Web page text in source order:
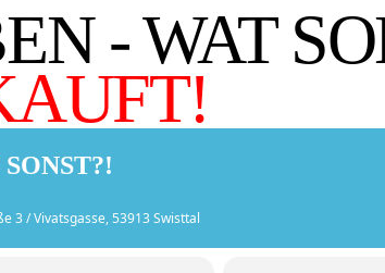
- WAT
3 / Vivatsgasse, 53913 Swisttal